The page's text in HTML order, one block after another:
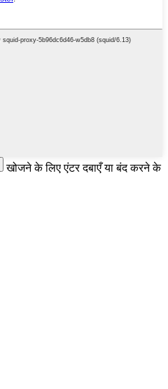
खोजने के लिए एंटर दबाएँ या बंद करने के